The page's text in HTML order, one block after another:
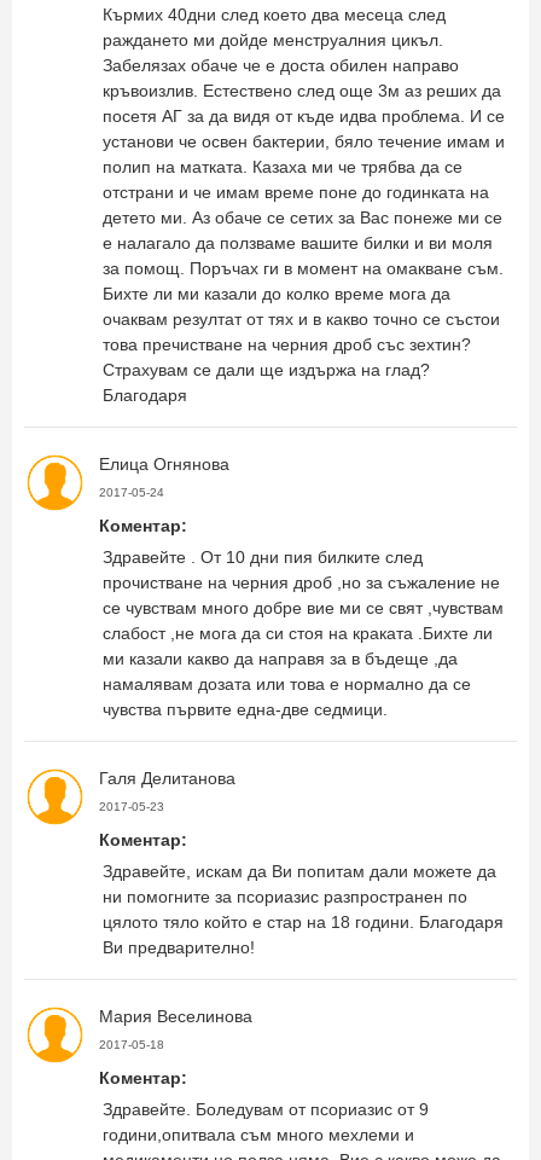
Кърмих 40дни след което два месеца след
раждането ми дойде менструалния цикъл.
Забелязах обаче че е доста обилен направо
кръвоизлив. Естествено след още 3м аз реших да
посетя АГ за да видя от къде идва проблема. И се
установи че освен бактерии, бяло течение имам и
полип на матката. Казаха ми че трябва да се
отстрани и че имам време поне до годинката на
детето ми. Аз обаче се сетих за Вас понеже ми се
е налагало да ползваме вашите билки и ви моля
за помощ. Поръчах ги в момент на омакване съм.
Бихте ли ми казали до колко време мога да
очаквам резултат от тях и в какво точно се състои
това пречистване на черния дроб със зехтин?
Страхувам се дали ще издържа на глад?
Благодаря
Елица Огнянова
2017-05-24
Коментар:
Здравейте . От 10 дни пия билките след
прочистване на черния дроб ,но за съжаление не
се чувствам много добре вие ми се свят ,чувствам
слабост ,не мога да си стоя на краката .Бихте ли
ми казали какво да направя за в бъдеще ,да
намалявам дозата или това е нормално да се
чувства първите една-две седмици.
Галя Делитанова
2017-05-23
Коментар:
Здравейте, искам да Ви попитам дали можете да
ни помогните за псориазис разпространен по
цялото тяло който е стар на 18 години. Благодаря
Ви предварително!
Мария Веселинова
2017-05-18
Коментар:
Здравейте. Боледувам от псориазис от 9
години,опитвала съм много мехлеми и